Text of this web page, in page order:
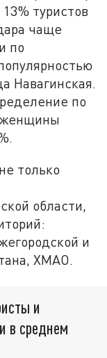
туристов
чаще
по
Навагинская.
по
женщины
только
области,
и
ХМАО.
и
в среднем